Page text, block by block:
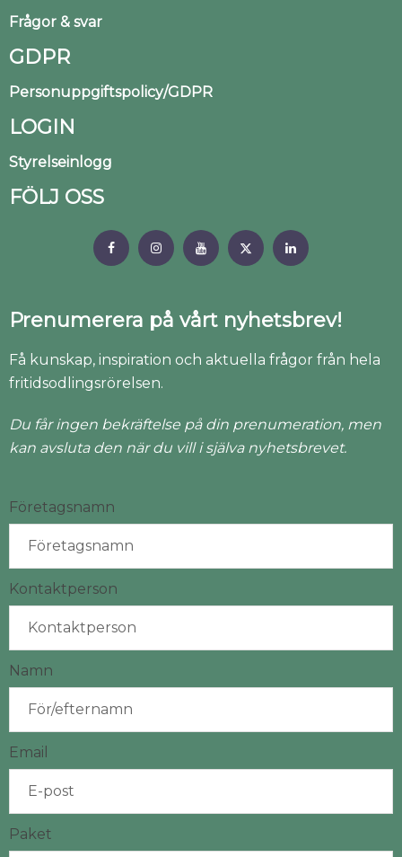
Frågor & svar
GDPR
Personuppgiftspolicy/GDPR
LOGIN
Styrelseinlogg
FÖLJ OSS
Prenumerera på vårt nyhetsbrev!
Få kunskap, inspiration och aktuella frågor från hela
fritidsodlingsrörelsen.
Du får ingen bekräftelse på din prenumeration, men
kan avsluta den när du vill i själva nyhetsbrevet.
Företagsnamn
Kontaktperson
Namn
Email
Paket